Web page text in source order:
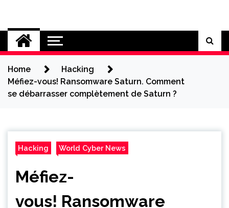
content
Cybersecurity News
Home
Hacking
Méfiez-vous! Ransomware Saturn. Comment
se débarrasser complètement de Saturn ?
Hacking World Cyber News
Méfiez-
vous! Ransomware